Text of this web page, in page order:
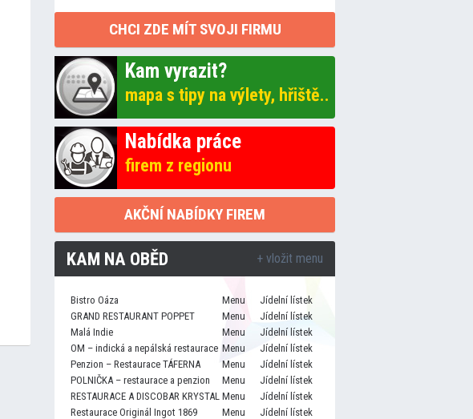
CHCI ZDE MÍT SVOJI FIRMU
Kam vyrazit?
mapa s tipy na výlety, hřiště..
Nabídka práce
firem z regionu
AKČNÍ NABÍDKY FIREM
KAM NA OBĚD + vložit menu
Bistro Oáza Menu
Jídelní lístek
GRAND RESTAURANT POPPET
Menu
Jídelní lístek
Malá Indie
Menu
Jídelní lístek
OM – indická a nepálská restaurace Menu
Jídelní lístek
Penzion – Restaurace TÁFERNA
Menu
Jídelní lístek
POLNIČKA – restaurace a penzion
Menu
Jídelní lístek
RESTAURACE A DISCOBAR KRYSTAL Menu
Jídelní lístek
Restaurace Originál Ingot 1869
Menu
Jídelní lístek